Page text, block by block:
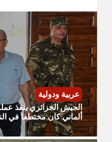
عربية ودولية
الجيش الجزائري ينفذ
ألماني كان مختطفا في